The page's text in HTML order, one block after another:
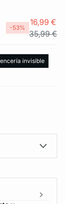
-53%
16,99 €
35,99 €
invisible